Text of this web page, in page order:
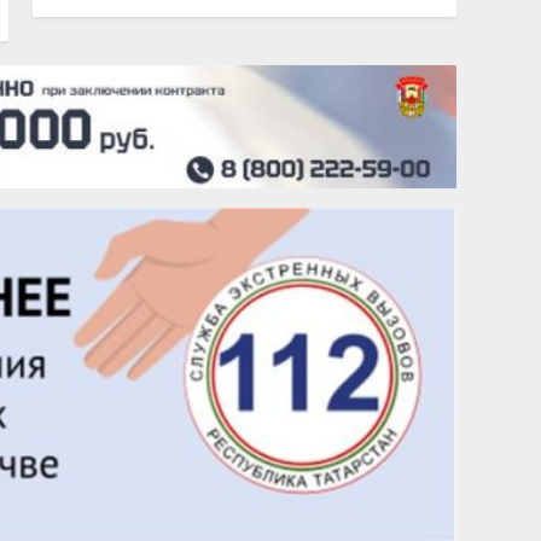
20 августа
22 августа
Евгений Ефимов
25 августа
Сэсэгма Бубеева
28 августа
Чингиз Мустафаев
29 августа
Надежда Рослова
1 сентября
Гали Хасанов
Владислав Тома